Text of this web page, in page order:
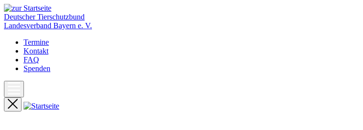
Deutscher Tierschutzbund
Landesverband Bayern e. V.
Termine
Kontakt
FAQ
Spenden